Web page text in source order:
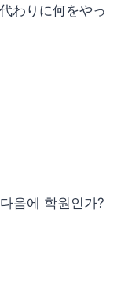
わりに何をやっ
음에 학원인가?